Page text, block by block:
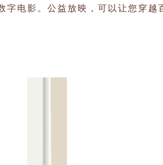
电影。公益放映，可以让您穿越